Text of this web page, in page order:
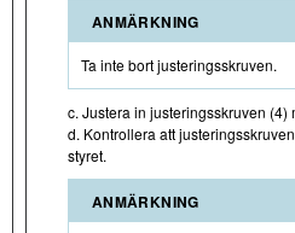
ANMÄRKNING
Ta inte bort justeringsskruven.
c. Justera in justeringsskruven (4)
d. Kontrollera att
styret.
ANMÄRKNING